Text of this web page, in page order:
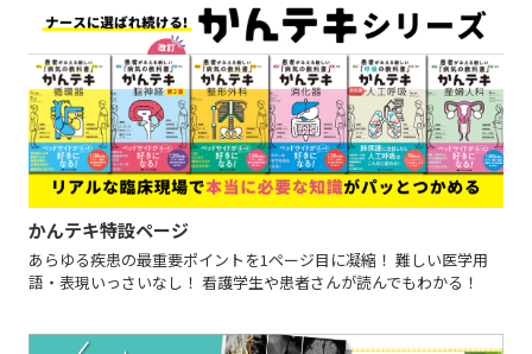
かんテキ特設ページ
あらゆる疾患の最重要ポイントを1ページ目に凝縮！ 難しい医学用
語・表現いっさいなし！ 看護学生や患者さんが読んでもわかる！